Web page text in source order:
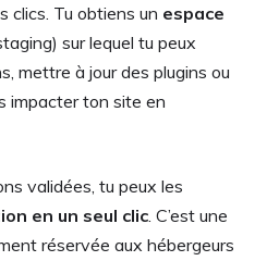
clics. Tu obtiens un espace
sur lequel tu peux
mettre à jour des plugins ou
impacter ton site en
validées, tu peux les
en un seul clic . C’est une
réservée aux hébergeurs